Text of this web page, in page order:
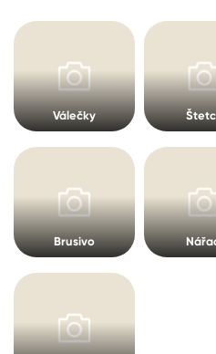
Úvod
Kariéra
Kontakty
B2B +420
Česko
Plast, sklo,
Stěny
Ředidla, tužidla,
kapaliny
Válečky
Brusivo